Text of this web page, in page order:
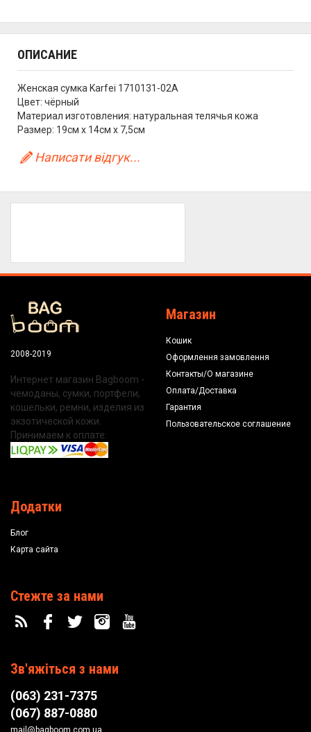
ОПИСАНИЕ
Женская сумка Karfei 1710131-02A
Цвет: чёрный
Материал изготовления: натуральная телячья кожа
Размер: 19см х 14см х 7,5см
Написати відгук...
2008-2019
Интернет магазин Bagboom -
чемоданы, сумки, портфели,
кошельки, ремни, изделия из
экзотической кожи.
Принимаем к оплате:
Магазин
Кошик
Оформлення замовлення
Контакты/О магазине
Оплата/Доставка
Гарантия
Пользовательское соглашение
Додатки
Блог
Карта сайта
Стежте за нами
Зв'яжіться з нами
(063) 231-7375
(067) 887-0880
mail@bagboom.com.ua